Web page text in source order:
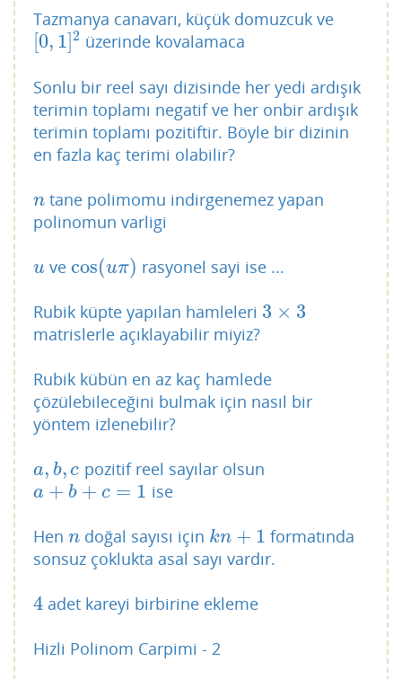
Tazmanya canavarı, küçük domuzcuk ve
0, 1 2
0,1]2 üzerinde kovalamaca
Sonlu bir reel sayı dizisinde her yedi ardışık
terimin toplamı negatif ve her onbir ardışık
terimin toplamı pozitiftir. Böyle bir dizinin
en fazla kaç terimi olabilir?
n
ntane polimomu indirgenemez yapan
polinomun varligi
u
uve cos(uπ)
cos(uπ) rasyonel sayi ise ...
Rubik küpte yapılan hamleleri 3 × 3
3×3
matrislerle açıklayabilir miyiz?
Rubik kübün en az kaç hamlede
çözülebileceğini bulmak için nasıl bir
yöntem izlenebilir?
a, b, c
a,b,c pozitif reel sayılar olsun
a + b + c = 1
a+b+c =1 ise
Hen n
ndoğal sayısı için kn + 1
kn+ 1
formatında
sonsuz çoklukta asal sayı vardır.
4
4 adet kareyi birbirine ekleme
Hizli Polinom Carpimi - 2